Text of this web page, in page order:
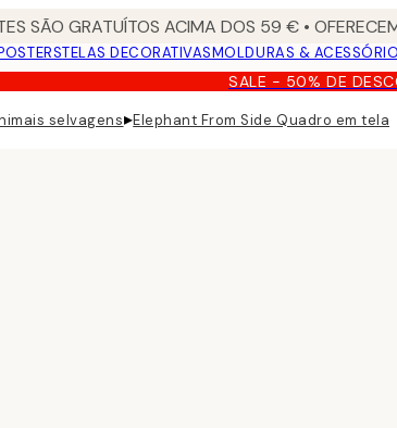
SÃO GRATUÍTOS ACIMA DOS 59 € •
TELAS DECORATIVASMOLDURAS &
SALE - 50% DE
selvagens▸Elephant From Side Quadro em tela